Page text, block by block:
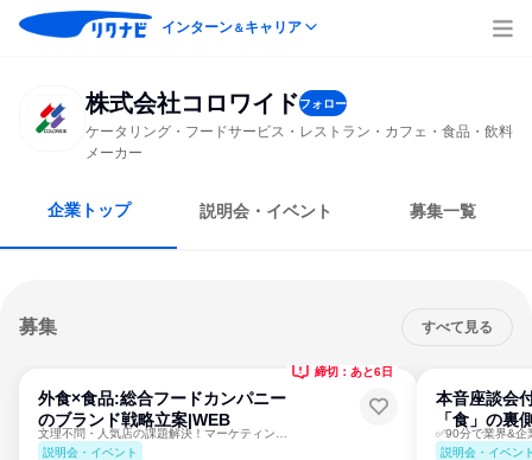
インターン＆キャリア
株式会社コロワイドフォロー
ケータリング・フードサービス・レストラン・カフェ・食品・飲料
メーカー
企業トップ 説明会・イベント 募集一覧
募集 すべて見る
外食×食品:総合フードカンパニー
のブランド戦略立案|WEB
説明会・イベント
締切：あと6日
本音座談会
「食」の裏
説明会・イベン